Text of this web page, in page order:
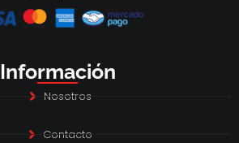
Información
Nosotros
Contacto